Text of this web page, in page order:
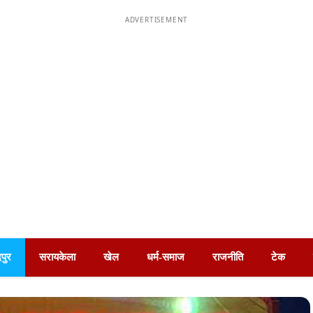
ADVERTISEMENT
सरायकेला खेल धर्म-समाज राजनीति टेक